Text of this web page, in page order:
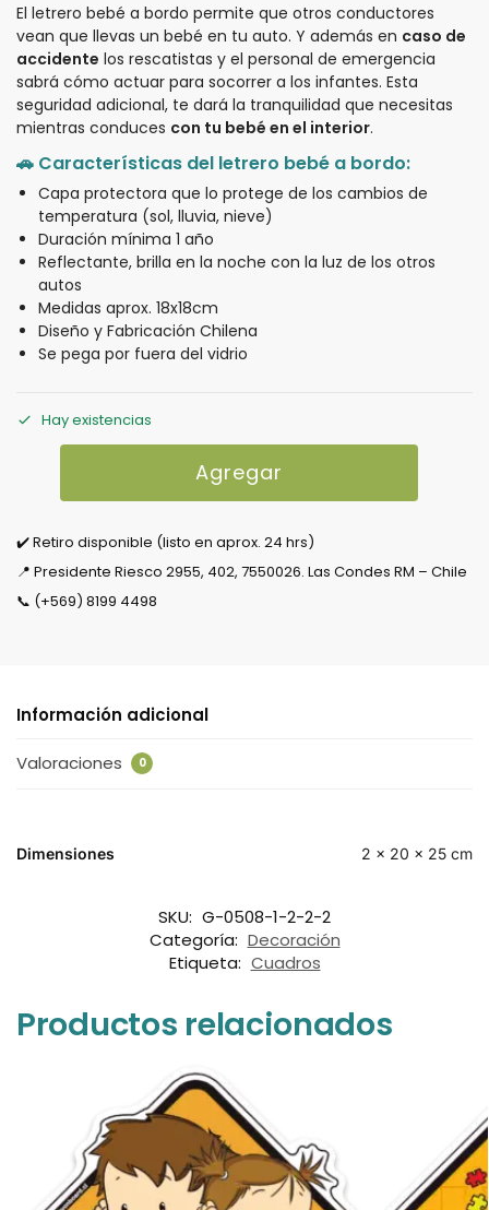
El letrero bebé a bordo permite que otros conductores
vean que llevas un bebé en tu auto. Y además en caso de
accidente los rescatistas y el personal de emergencia
sabrá cómo actuar para socorrer a los infantes. Esta
seguridad adicional, te dará la tranquilidad que necesitas
mientras conduces con tu bebé en el interior.
🚗 Características del letrero bebé a bordo:
Capa protectora que lo protege de los cambios de
temperatura (sol, lluvia, nieve)
Duración mínima 1 año
Reflectante, brilla en la noche con la luz de los otros
autos
Medidas aprox. 18x18cm
Diseño y Fabricación Chilena
Se pega por fuera del vidrio
Hay existencias
Agregar
✔️ Retiro disponible (listo en aprox. 24 hrs)
📍 Presidente Riesco 2955, 402, 7550026. Las Condes RM – Chile
📞 (+569) 8199 4498
Información adicional
Valoraciones 0
Dimensiones 2 × 20 × 25 cm
SKU: G-0508-1-2-2-2
Categoría: Decoración
Etiqueta: Cuadros
Productos relacionados